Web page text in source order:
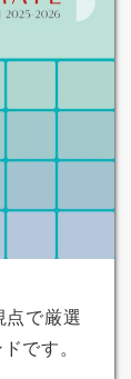
で厳選
です。